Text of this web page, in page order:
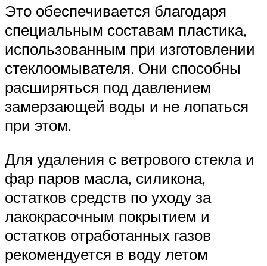
Это обеспечивается благодаря
специальным составам пластика,
использованным при изготовлении
стеклоомывателя. Они способны
расширяться под давлением
замерзающей воды и не лопаться
при этом.
Для удаления с ветрового стекла и
фар паров масла, силикона,
остатков средств по уходу за
лакокрасочным покрытием и
остатков отработанных газов
рекомендуется в воду летом